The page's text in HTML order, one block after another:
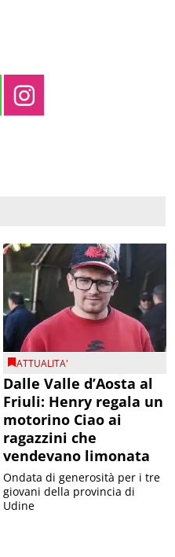
ATTUALITA'
Dalle Valle d’Aosta al
Friuli: Henry regala un
motorino Ciao ai
ragazzini che
vendevano limonata
Ondata di generosità per i tre
giovani della provincia di
Udine